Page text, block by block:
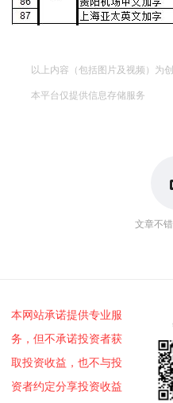
以上内容（包括图片及视频）为
本平台仅提供信息存储服务
文章不
本网站承诺提供专业服
务，但不承诺投资者获
取投资收益，也不与投
资者约定分享投资收益